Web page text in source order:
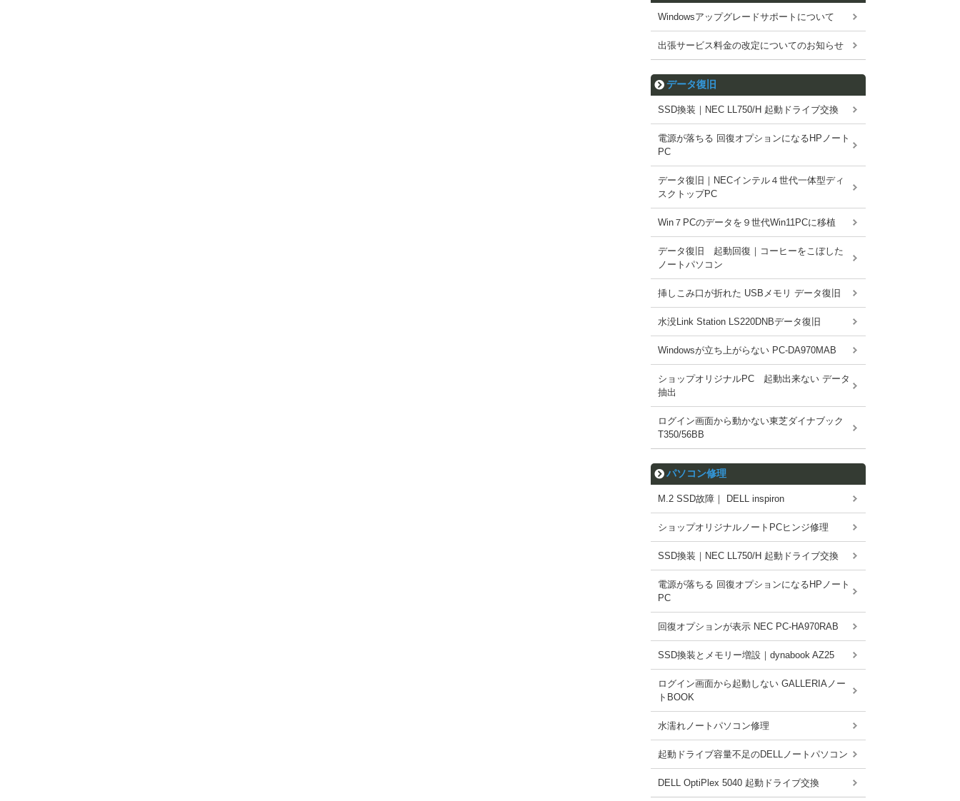
Windowsアップグレードサポートについて
出張サービス料金の改定についてのお知らせ
データ復旧
SSD換装｜NEC LL750/H 起動ドライブ交換
電源が落ちる 回復オプションになるHPノート
PC
データ復旧｜NECインテル４世代一体型ディ
スクトップPC
Win７PCのデータを９世代Win11PCに移植
データ復旧 起動回復｜コーヒーをこぼした
ノートパソコン
挿しこみ口が折れた USBメモリ データ復旧
水没Link Station LS220DNBデータ復旧
Windowsが立ち上がらない PC-DA970MAB
ショップオリジナルPC 起動出来ない データ
抽出
ログイン画面から動かない東芝ダイナブック
T350/56BB
パソコン修理
M.2 SSD故障｜ DELL inspiron
ショップオリジナルノートPCヒンジ修理
SSD換装｜NEC LL750/H 起動ドライブ交換
電源が落ちる 回復オプションになるHPノート
PC
回復オプションが表示 NEC PC-HA970RAB
SSD換装とメモリー増設｜dynabook AZ25
ログイン画面から起動しない GALLERIAノー
トBOOK
水濡れノートパソコン修理
起動ドライブ容量不足のDELLノートパソコン
DELL OptiPlex 5040 起動ドライブ交換